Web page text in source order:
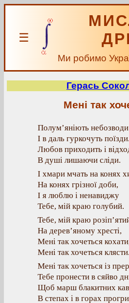
☰
Ми робимо
Герась
Мені так
Полум’яніють небозводи
І в даль гуркочуть поїзди.
Любов приходить і
В душі лишаючи сліди.
І хмари мчать на конях
На конях грізної доби,
І я люблю і ненавиджу
Тебе, мій краю голубий.
Тебе, мій краю
На дерев’яному хресті,
Мені так хочеться
Мені так хочеться клясти.
Мені так хочеться із
Тебе пронести в сяйво
Щоб марш блакитних
В степах і в горах